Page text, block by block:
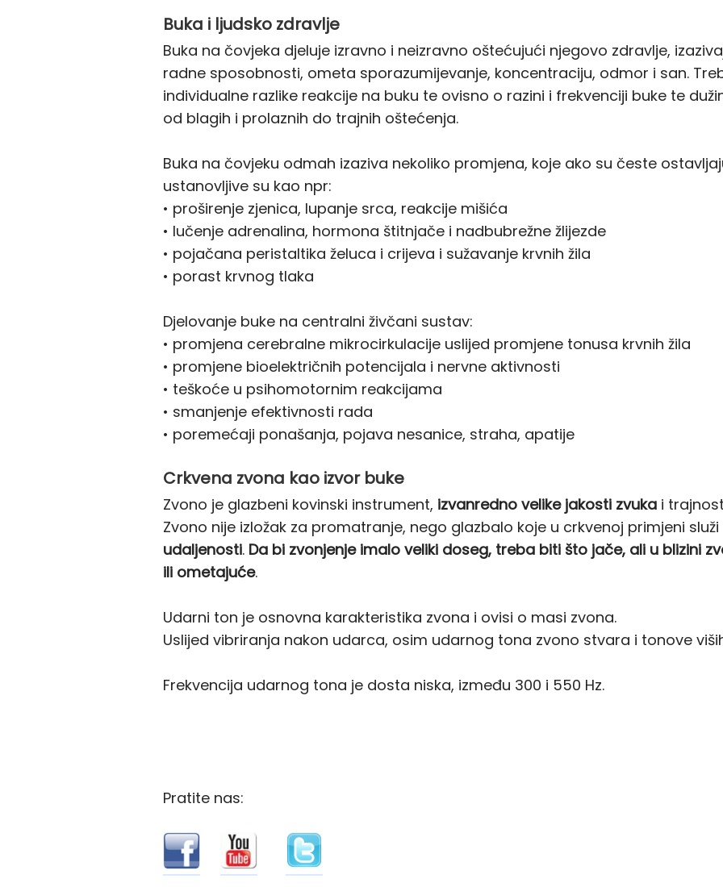
Buka i ljudsko zdravlje
Buka na čovjeka djeluje izravno i neizravno oštećujući njegovo zdravlje,
radne sposobnosti, ometa sporazumijevanje, koncentraciju, odmor i san.
individualne razlike reakcije na buku te ovisno o razini i frekvenciji buke te
od blagih i prolaznih do trajnih oštećenja.
Buka na čovjeku odmah izaziva nekoliko promjena, koje ako su česte
ustanovljive su kao npr:
• proširenje zjenica, lupanje srca, reakcije mišića
• lučenje adrenalina, hormona štitnjače i nadbubrežne žlijezde
• pojačana peristaltika želuca i crijeva i sužavanje krvnih žila
• porast krvnog tlaka
Djelovanje buke na centralni živčani sustav:
• promjena cerebralne mikrocirkulacije uslijed promjene tonusa krvnih žila
• promjene bioelektričnih potencijala i nervne aktivnosti
• teškoće u psihomotornim reakcijama
• smanjenje efektivnosti rada
• poremećaji ponašanja, pojava nesanice, straha, apatije
Crkvena zvona kao izvor buke
Zvono je glazbeni kovinski instrument, izvanredno velike jakosti zvuka i
Zvono nije izložak za promatranje, nego glazbalo koje u crkvenoj primjeni
udaljenosti. Da bi zvonjenje imalo veliki doseg, treba biti što jače, ali u blizini
ili ometajuće.
Udarni ton je osnovna karakteristika zvona i ovisi o masi zvona.
Uslijed vibriranja nakon udarca, osim udarnog tona zvono stvara i tonove
Frekvencija udarnog tona je dosta niska, između 300 i 550 Hz.
Pratite nas: